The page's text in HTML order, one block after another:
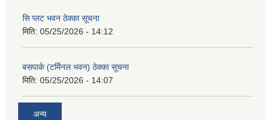
सि प्लट भवन ठेक्का सूचना
मिति: 05/25/2026 - 14:12
बसपार्क (टर्मिनल भवन) ठेक्का सूचना
मिति: 05/25/2026 - 14:07
अन्य